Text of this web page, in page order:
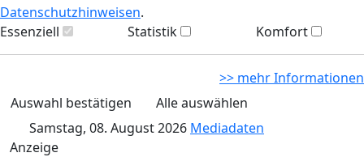
Datenschutzhinweisen.
Essenziell
Statistik Komfort
>> mehr Informationen
Auswahl bestätigen
Alle auswählen
Samstag, 08. August 2026 Mediadaten
Anzeige